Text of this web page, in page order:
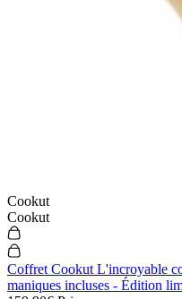
Cookut
Cookut
Coffret Cookut L'incroyable
maniques incluses - Édition